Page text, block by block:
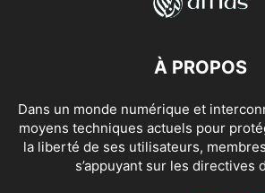
À PROPOS
Dans un monde numérique et
moyens techniques actuels pour
la liberté de ses utilisateurs,
s’appuyant sur les directives